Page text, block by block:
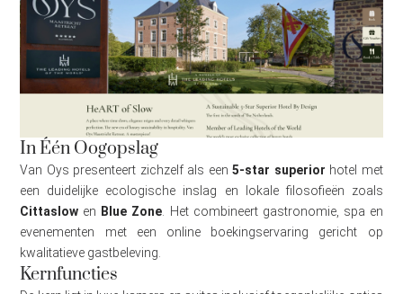
In Één Oogopslag
Van Oys presenteert zichzelf als een5-star superior hotel met
een duidelijke ecologische inslag en lokale filosofieën zoals
Cittaslow en Blue Zone . Het combineert gastronomie, spa en
evenementen met een online boekingservaring gericht op
kwalitatieve gastbeleving.
Kernfuncties